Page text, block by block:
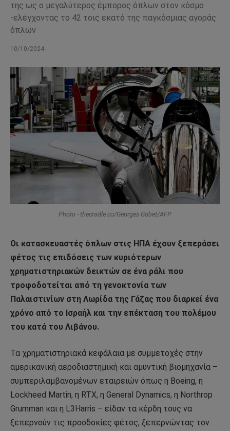
της ως ο μεγαλύτερος έμπορος όπλων στον κόσμο
-ελέγχοντας το 42 τοις εκατό της παγκόσμιας αγοράς
όπλων
10/10/2024
Photo - thecradle.co/Georges Gobet/AFP
Οι κατασκευαστές όπλων στις ΗΠΑ έχουν ξεπεράσει
φέτος τις επιδόσεις των κυριότερων
χρηματιστηριακών δεικτών σε ένα ράλι που
τροφοδοτείται από τη γενοκτονία των
Παλαιστινίων στη Λωρίδα της Γάζας που διαρκεί ένα
χρόνο από το Ισραήλ και την επέκταση του πολέμου
του κατά του Λιβάνου.
Τα χρηματιστηριακά κεφάλαια με συμμετοχές στην
αμερικανική αεροδιαστημική και αμυντική βιομηχανία –
συμπεριλαμβανομένων εταιρειών όπως η Boeing, η
Lockheed Martin, η RTX, η General Dynamics, η Northrop
Grumman και η L3Harris – είδαν τα κέρδη τους να
ξεπερνούν τις προσδοκίες φέτος, ξεπερνώντας τον